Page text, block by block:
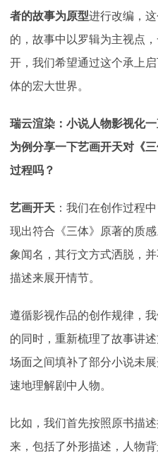
者的故事为原型进行改编，
的，故事中以罗辑为主视点
开，我们希望通过这个承上
体的宏大世界。
瑞云渲染：小说人物影视化
为例分享一下艺画开天对《
过程吗？
艺画开天 ： 我们在创作过程
现出符合《三体》原著的质
象闻名，其行文方式洒脱，
描述来展开情节。
遵循影视作品的创作规律，
的同时，重新梳理了故事讲
场面之间填补了部分小说未
速地理解剧中人物。
比如，我们首先按照原书描
来，包括了外形描述，人物